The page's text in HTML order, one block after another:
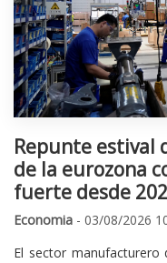
Repunte estival
de la eurozona
fuerte desde
Economia - 03/08/2026
El sector manufacturero